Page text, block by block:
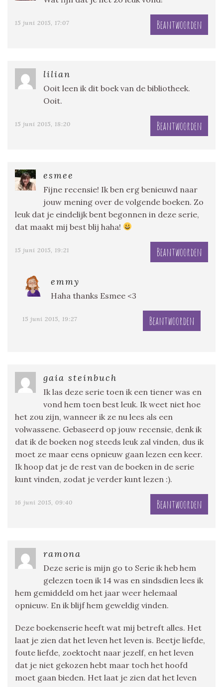
15 juni 2015, 17:07 Beantwoorden
lilian
Ooit leen ik dit boek van de bibliotheek.
Ooit.
15 juni 2015, 18:20 Beantwoorden
esmee
Fijne recensie! Ik ben erg benieuwd naar
jouw mening over de volgende boeken. Zo
leuk dat je eindelijk bent begonnen in deze serie,
dat maakt mij best blij haha!
15 juni 2015, 19:21 Beantwoorden
emmy
Haha thanks Esmee <3
15 juni 2015, 19:27 Beantwoorden
gaia steinbuch
Ik las deze serie toen ik een tiener was en
vond hem toen best leuk. Ik weet niet hoe
het zou zijn, wanneer ik ze nu lees als een
volwassene. Gebaseerd op jouw recensie, denk ik
dat ik de boeken nog steeds leuk zal vinden, dus ik
moet ze maar eens opnieuw gaan lezen een keer.
Ik hoop dat je de rest van de boeken in de serie
kunt vinden, zodat je verder kunt lezen :).
16 juni 2015, 09:40 Beantwoorden
ramona
Deze serie is mijn go to Serie ik heb hem
gelezen toen ik 14 was en sindsdien lees ik
hem gemiddeld om het jaar weer helemaal
opnieuw. En ik blijf hem geweldig vinden.
Deze boekenserie heeft wat mij betreft alles. Het
laat je zien dat het leven het leven is. Beetje liefde,
foute liefde, zoektocht naar jezelf, en het leven
dat je niet gekozen hebt maar toch het hoofd
moet gaan bieden. Het laat je zien dat het leven